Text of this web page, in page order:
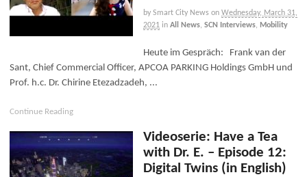
by Smart City News on Wednesday, March 31,
2021 in All News, SCN Interviews, Mobility
Heute im Gespräch: Frank van der
Sant, Chief Commercial Officer, APCOA PARKING Holdings GmbH und
Prof. h.c. Dr. Chirine Etezadzadeh, ...
Continue Reading
Videoserie: Have a Tea
with Dr. E. – Episode 12:
Digital Twins (in English)